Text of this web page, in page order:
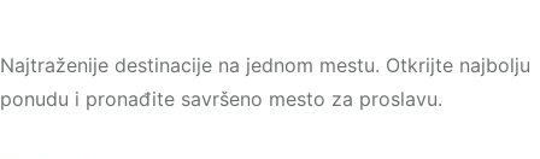
Najtraženije destinacije na jednom mestu. Otkrijte najbolju
ponudu i pronađite savršeno mesto za proslavu.